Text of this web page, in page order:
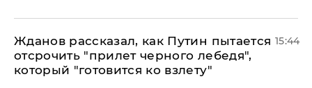
Жданов рассказал, как Путин пытается
отсрочить "прилет черного лебедя",
который "готовится ко взлету"
15:44